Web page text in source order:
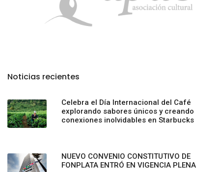
Noticias recientes
Celebra el Día Internacional del Café
explorando sabores únicos y creando
conexiones inolvidables en Starbucks
NUEVO CONVENIO CONSTITUTIVO DE
FONPLATA ENTRÓ EN VIGENCIA PLENA